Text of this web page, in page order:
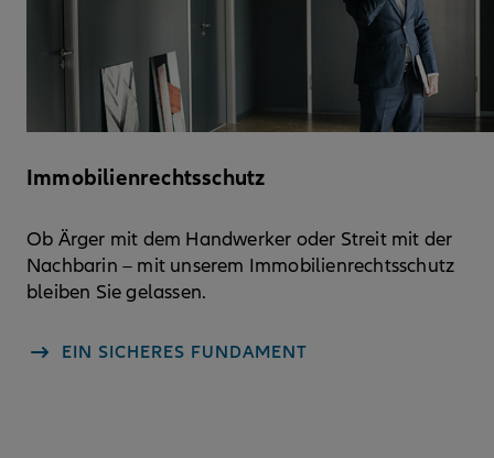
Immobilienrechtsschutz
Ob Ärger mit dem Handwerker oder Streit mit der
Nachbarin – mit unserem Immobilienrechtsschutz
bleiben Sie gelassen.
EIN SICHERES FUNDAMENT